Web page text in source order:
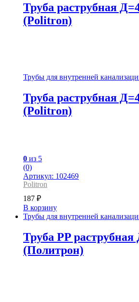
Труба раструбная
(Politron)
Трубы для внутренней
Труба раструбная
(Politron)
0 из 5
(0)
Артикул: 102469
Politron
187 ₽
В корзину
Трубы для внутренней
Труба PP
(Политрон)